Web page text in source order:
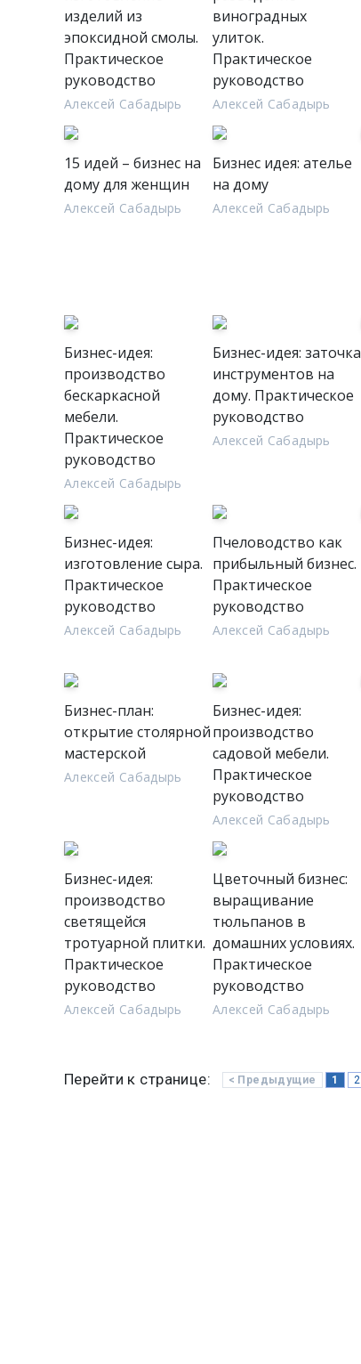
изделий из
эпоксидной смолы.
Практическое
руководство
Алексей Сабадырь
виноградных
улиток.
Практическое
руководство
Алексей Сабадырь
15 идей – бизнес на
дому для женщин
Алексей Сабадырь
Бизнес идея: ателье
на дому
Алексей Сабадырь
Бизнес-идея:
производство
бескаркасной
мебели.
Практическое
руководство
Алексей Сабадырь
Бизнес-идея: заточка
инструментов на
дому. Практическое
руководство
Алексей Сабадырь
Бизнес-идея:
изготовление сыра.
Практическое
руководство
Алексей Сабадырь
Пчеловодство как
прибыльный бизнес.
Практическое
руководство
Алексей Сабадырь
Бизнес-план:
открытие столярной
мастерской
Алексей Сабадырь
Бизнес-идея:
производство
садовой мебели.
Практическое
руководство
Алексей Сабадырь
Бизнес-идея:
производство
светящейся
тротуарной плитки.
Практическое
руководство
Алексей Сабадырь
Цветочный бизнес:
выращивание
тюльпанов в
домашних условиях.
Практическое
руководство
Алексей Сабадырь
Перейти к странице: < Предыдущие 1 2